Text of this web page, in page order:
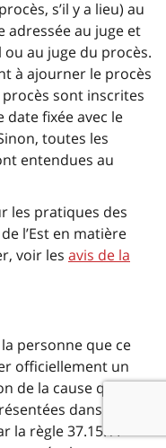
s’il y a lieu) au
adressée au juge et
au juge du procès.
à ajourner le procès
sont inscrites
date fixée avec le
toutes les
entendues au
les pratiques des
l’Est en matière
voir les avis de la
personne que ce
officiellement un
de la cause qui
dans une
la règle 37.15. À